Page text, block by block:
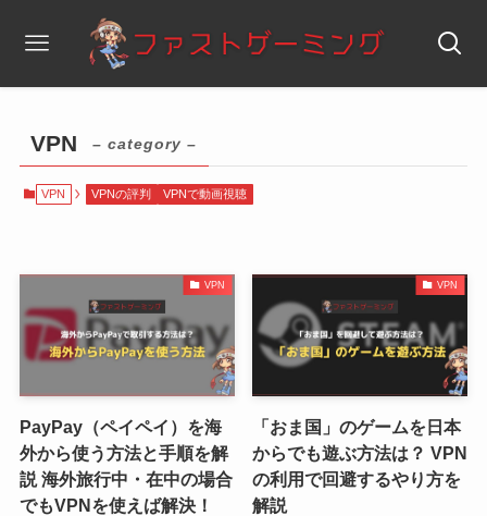
VPN – category –
VPN VPNの評判 VPNで動画視聴
VPN
PayPay（ペイペイ）を海
外から使う方法と手順を解
説 海外旅行中・在中の場合
でもVPNを使えば解決！
VPN
「おま国」のゲームを日本
からでも遊ぶ方法は？ VPN
の利用で回避するやり方を
解説